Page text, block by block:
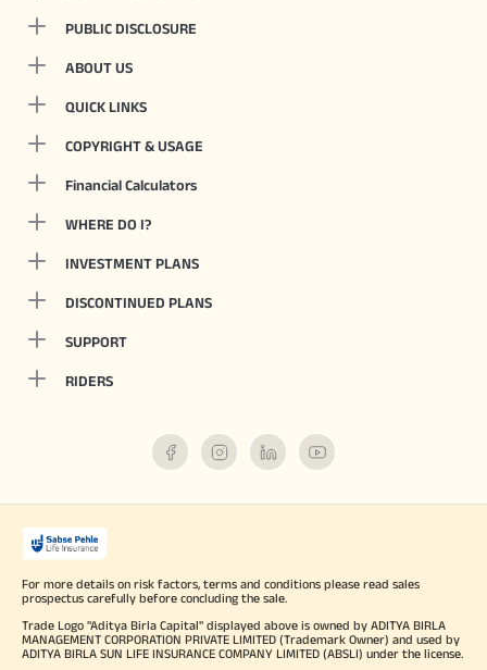
PUBLIC DISCLOSURE
ABOUT US
QUICK LINKS
COPYRIGHT & USAGE
Financial Calculators
WHERE DO I?
INVESTMENT PLANS
DISCONTINUED PLANS
SUPPORT
RIDERS
For more details on risk factors, terms and conditions please read sales
prospectus carefully before concluding the sale.
Trade Logo "Aditya Birla Capital" displayed above is owned by ADITYA BIRLA
MANAGEMENT CORPORATION PRIVATE LIMITED (Trademark Owner) and used by
ADITYA BIRLA SUN LIFE INSURANCE COMPANY LIMITED (ABSLI) under the license.